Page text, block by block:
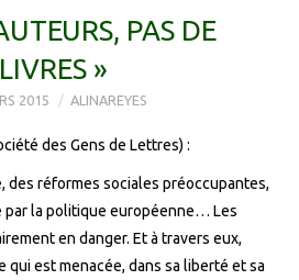
PAS DE
LIVRES »
2015 ALINAREYES
des Gens de Lettres) :
des réformes sociales préoccupantes,
par la politique européenne… Les
en danger. Et à travers eux,
qui est menacée, dans sa liberté et sa